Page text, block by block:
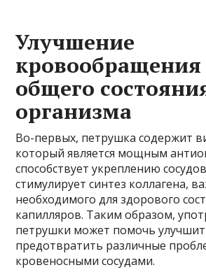
Улучшение
кровообращения
общего
организма
Во-первых, петрушка содержит
который является мощным
способствует укреплению
стимулирует синтез коллагена,
необходимого для здорового
капилляров. Таким образом,
петрушки может помочь
предотвратить различные
кровеносными сосудами.